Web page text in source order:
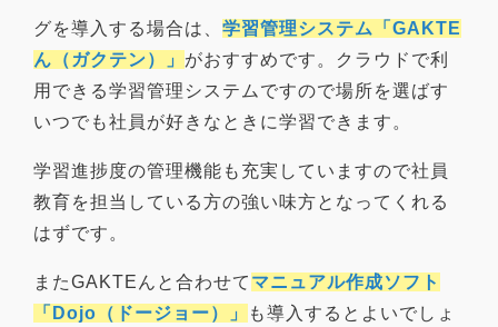
グを導入する場合は、 学習管理システム「GAKTE
ん（ガクテン）」 がおすすめです。クラウドで利
用できる学習管理システムですので場所を選ばす
いつでも社員が好きなときに学習できます 。
学習進捗度の管理機能も充実 していますので社員
教育を担当している方の強い味方となってくれる
はずです。
またGAKTEんと合わせて マニュアル作成ソフト
「Dojo（ドージョー）」
も導入するとよいでしょ